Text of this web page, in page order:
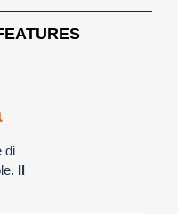
di
Il